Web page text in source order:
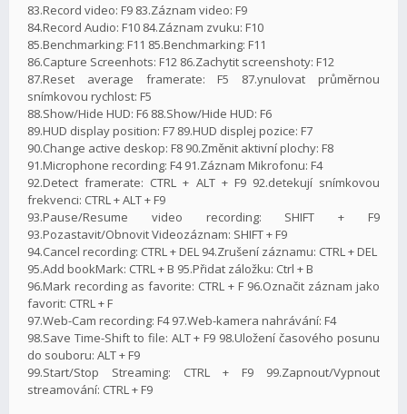
83.Record video: F9 83.Záznam video: F9
84.Record Audio: F10 84.Záznam zvuku: F10
85.Benchmarking: F11 85.Benchmarking: F11
86.Capture Screenhots: F12 86.Zachytit screenshoty: F12
87.Reset average framerate: F5 87.ynulovat průměrnou
snímkovou rychlost: F5
88.Show/Hide HUD: F6 88.Show/Hide HUD: F6
89.HUD display position: F7 89.HUD displej pozice: F7
90.Change active deskop: F8 90.Změnit aktivní plochy: F8
91.Microphone recording: F4 91.Záznam Mikrofonu: F4
92.Detect framerate: CTRL + ALT + F9 92.detekují snímkovou
frekvenci: CTRL + ALT + F9
93.Pause/Resume video recording: SHIFT + F9
93.Pozastavit/Obnovit Videozáznam: SHIFT + F9
94.Cancel recording: CTRL + DEL 94.Zrušení záznamu: CTRL + DEL
95.Add bookMark: CTRL + B 95.Přidat záložku: Ctrl + B
96.Mark recording as favorite: CTRL + F 96.Označit záznam jako
favorit: CTRL + F
97.Web-Cam recording: F4 97.Web-kamera nahrávání: F4
98.Save Time-Shift to file: ALT + F9 98.Uložení časového posunu
do souboru: ALT + F9
99.Start/Stop Streaming: CTRL + F9 99.Zapnout/Vypnout
streamování: CTRL + F9